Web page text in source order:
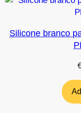
Silicone branco